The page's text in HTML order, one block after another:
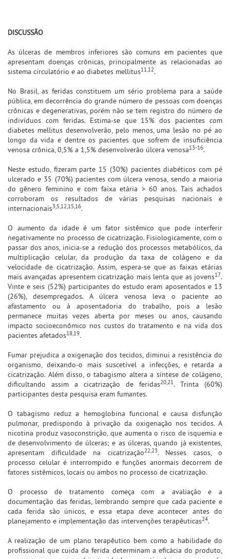
DISCUSSÃO
As úlceras de membros inferiores são comuns em pacientes que
apresentam doenças crônicas, principalmente as relacionadas ao
sistema circulatório e ao diabetes mellitus11,12.
No Brasil, as feridas constituem um sério problema para a saúde
pública, em decorrência do grande número de pessoas com doenças
crônicas e degenerativas, porém não se tem registro do número de
indivíduos com feridas. Estima-se que 15% dos pacientes com
diabetes mellitus desenvolverão, pelo menos, uma lesão no pé ao
longo da vida e dentre os pacientes que sofrem de insuficiência
venosa crônica, 0,5% a 1,5% desenvolverão úlcera venosa13-16.
Neste estudo, fizeram parte 15 (30%) pacientes diabéticos com pé
ulcerado e 35 (70%) pacientes com úlcera venosa, sendo a maioria
do gênero feminino e com faixa etária > 60 anos. Tais achados
corroboram os resultados de várias pesquisas nacionais e
internacionais3,5,12,15,16.
O aumento da idade é um fator sistêmico que pode interferir
negativamente no processo de cicatrização. Fisiologicamente, com o
passar dos anos, inicia-se a redução dos processos metabólicos, da
multiplicação celular, da produção da taxa de colágeno e da
velocidade de cicatrização. Assim, espera-se que as faixas etárias
mais avançadas apresentem cicatrização mais lenta que as jovens17.
Vinte e seis (52%) participantes do estudo eram aposentados e 13
(26%), desempregados. A úlcera venosa leva o paciente ao
afastamento ou à aposentadoria do trabalho, pois a lesão
permanece muitas vezes aberta por meses ou anos, causando
impacto socioeconômico nos custos do tratamento e na vida dos
pacientes afetados18,19.
Fumar prejudica a oxigenação dos tecidos, diminui a resistência do
organismo, deixando-o mais suscetível a infecções, e retarda a
cicatrização. Além disso, o tabagismo altera a síntese de colágeno,
dificultando assim a cicatrização de feridas20,21. Trinta (60%)
participantes desta pesquisa eram fumantes.
O tabagismo reduz a hemoglobina funcional e causa disfunção
pulmonar, predispondo à privação da oxigenação nos tecidos. A
nicotina produz vasoconstrição, que aumenta o risco de isquemia e
de desenvolvimento de úlceras; e as úlceras, quando já existentes,
apresentam dificuldade na cicatrização22,23. Nesses casos, o
processo celular é interrompido e funções anormais decorrem de
fatores sistêmicos, locais ou ambos no processo de cicatrização.
O processo de tratamento começa com a avaliação e a
documentação das feridas, lembrando sempre que cada paciente e
cada ferida são únicos, e essa etapa deve acontecer antes do
planejamento e implementação das intervenções terapêuticas24.
A realização de um plano terapêutico bem como a habilidade do
profissional que cuida da ferida determinam a eficácia do produto,